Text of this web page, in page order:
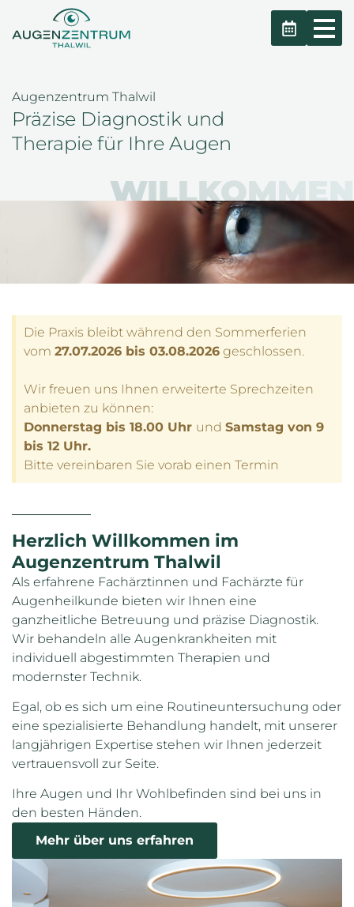
Augenzentrum Thalwil
Präzise Diagnostik und
Therapie für Ihre Augen
WILLKOMMEN
Die Praxis bleibt während den Sommerferien
vom 27.07.2026 bis 03.08.2026 geschlossen.
Wir freuen uns Ihnen erweiterte Sprechzeiten
anbieten zu können:
Donnerstag bis 18.00 Uhr und Samstag von 9
bis 12 Uhr.
Bitte vereinbaren Sie vorab einen Termin
Herzlich Willkommen im
Augenzentrum Thalwil
Als erfahrene Fachärztinnen und Fachärzte für
Augenheilkunde bieten wir Ihnen eine
ganzheitliche Betreuung und präzise Diagnostik.
Wir behandeln alle Augenkrankheiten mit
individuell abgestimmten Therapien und
modernster Technik.
Egal, ob es sich um eine Routineuntersuchung oder
eine spezialisierte Behandlung handelt, mit unserer
langjährigen Expertise stehen wir Ihnen jederzeit
vertrauensvoll zur Seite.
Ihre Augen und Ihr Wohlbefinden sind bei uns in
den besten Händen.
Mehr über uns erfahren